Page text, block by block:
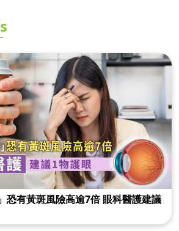
恐有黃斑風險高逾7倍 眼科醫護建議